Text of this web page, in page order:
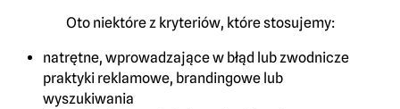
Oto niektóre z kryteriów, które stosujemy:
natrętne, wprowadzające w błąd lub zwodnicze
praktyki reklamowe, brandingowe lub
wyszukiwania